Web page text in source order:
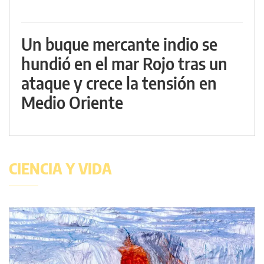
Un buque mercante indio se
hundió en el mar Rojo tras un
ataque y crece la tensión en
Medio Oriente
CIENCIA Y VIDA